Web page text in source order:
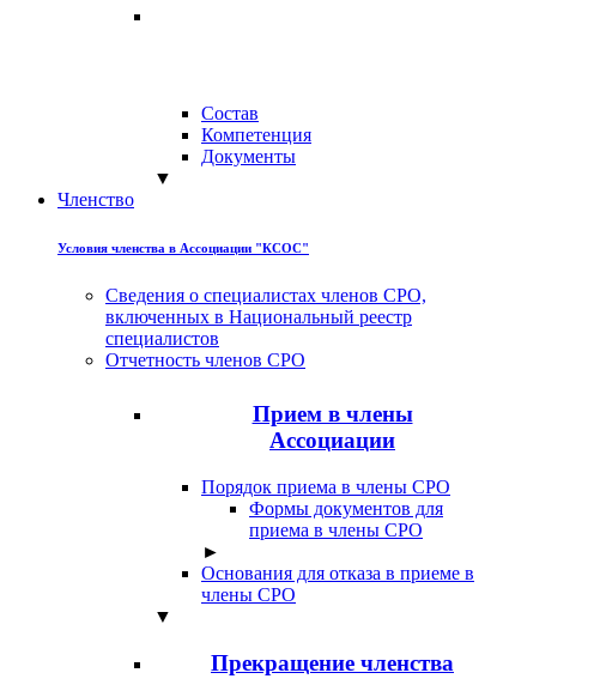
Состав
Компетенция
Документы
▼
Членство
Условия членства в Ассоциации "КСОС"
Сведения о специалистах членов СРО,
включенных в Национальный реестр
специалистов
Отчетность членов СРО
Прием в члены
Ассоциации
Порядок приема в члены СРО
Формы документов для
приема в члены СРО
►
Основания для отказа в приеме в
члены СРО
▼
Прекращение членства